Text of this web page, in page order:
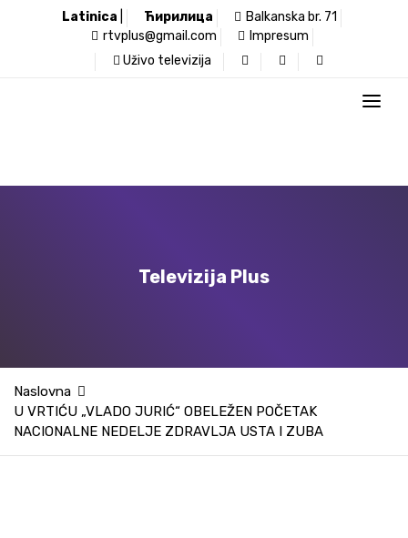
Latinica Ћирилица
Balkanska br. 71
rtvplus@gmail.com
Impresum
Uživo televizija
Televizija Plus
Naslovna
U VRTIĆU „VLADO JURIĆ“ OBELEŽEN POČETAK
NACIONALNE NEDELJE ZDRAVLJA USTA I ZUBA